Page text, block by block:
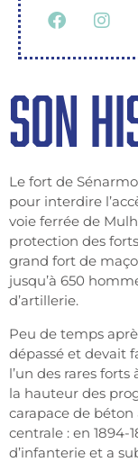
SON
Le fort de
pour interdire
voie ferrée de
protection des
grand fort de
jusqu’à 650
d’artillerie.
Peu de temps
dépassé et devait
l’un des rares
la hauteur des
carapace de béton
centrale : en 1894-
d’infanterie et a